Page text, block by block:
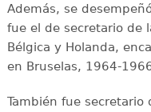
Además, se
fue el de secretario de
Bélgica y Holanda,
en Bruselas, 1964-
También fue